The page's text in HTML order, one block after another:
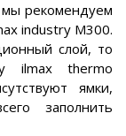
рекомендуем
industry M300.
слой, то
ilmax thermo
ямки,
заполнить